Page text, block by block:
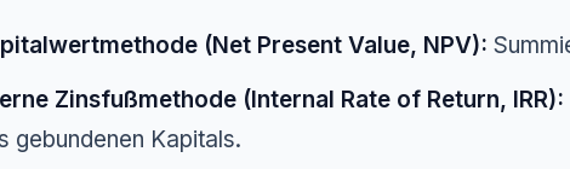
(Net Present Value, NPV):
Zinsfußmethode (Internal Rate of Return, IRR):
gebundenen Kapitals.